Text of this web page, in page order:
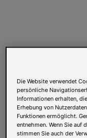
Die Website verwendet
persönliche
Informationen erhalten,
Erhebung von
Funktionen ermöglicht.
entnehmen. Wenn Sie auf
stimmen Sie auch der